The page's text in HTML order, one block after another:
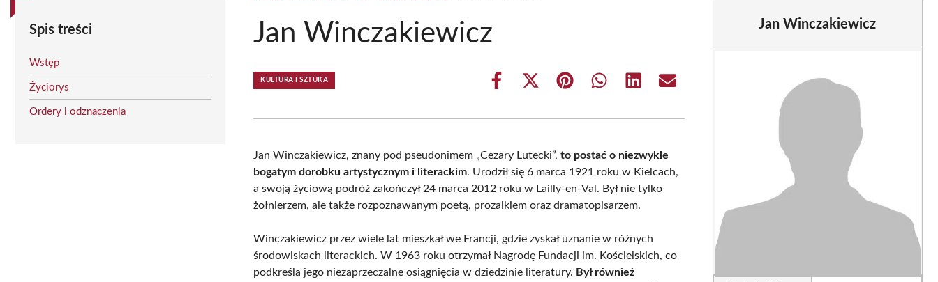
Spis treści
Wstęp
Życiorys
Ordery i odznaczenia
Jan Winczakiewicz
KULTURA I SZTUKA
Share
Share
(Twitter)
Share Share Share Share
Jan Winczakiewicz, znany pod pseudonimem „Cezary Lutecki”,to postać o niezwykle
bogatym dorobku artystycznym i literackim. Urodził się 6 marca 1921 roku w Kielcach,
a swoją życiową podróż zakończył 24 marca 2012 roku w Lailly-en-Val. Był nie tylko
żołnierzem, ale także rozpoznawanym poetą, prozaikiem oraz dramatopisarzem.
Winczakiewicz przez wiele lat mieszkał we Francji, gdzie zyskał uznanie w różnych
środowiskach literackich. W 1963 roku otrzymał Nagrodę Fundacji im. Kościelskich, co
podkreśla jego niezaprzeczalne osiągnięcia w dziedzinie literatury. Był również
Jan Winczakiewicz